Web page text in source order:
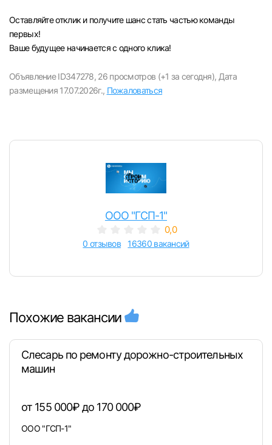
Вход в личный кабинет
вакансии с контактами и оставлять отклики
E-mail или Телефон
Войти
Оставляйте отклик и получите шанс стать частью команды
первых!
Ваше будущее начинается с одного клика!
Объявление ID347278, 26 просмотров (+1 за сегодня), Дата
размещения 17.07.2026г., Пожаловаться
ООО "ГСП-1"
0,0
0 отзывов 16360 вакансий
Похожие вакансии
Слесарь по ремонту дорожно-строительных
машин
от 155 000₽ до 170 000₽
ООО "ГСП-1"